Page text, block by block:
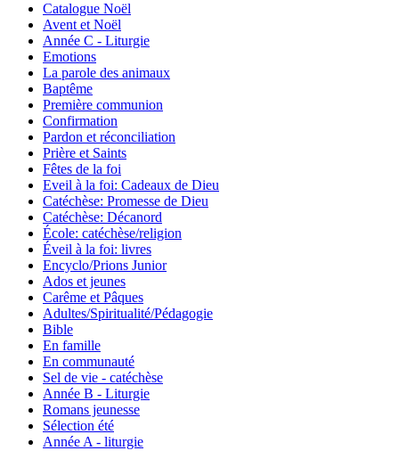
Catalogue Noël
Avent et Noël
Année C - Liturgie
Emotions
La parole des animaux
Baptême
Première communion
Confirmation
Pardon et réconciliation
Prière et Saints
Fêtes de la foi
Eveil à la foi: Cadeaux de Dieu
Catéchèse: Promesse de Dieu
Catéchèse: Décanord
École: catéchèse/religion
Éveil à la foi: livres
Encyclo/Prions Junior
Ados et jeunes
Carême et Pâques
Adultes/Spiritualité/Pédagogie
Bible
En famille
En communauté
Sel de vie - catéchèse
Année B - Liturgie
Romans jeunesse
Sélection été
Année A - liturgie